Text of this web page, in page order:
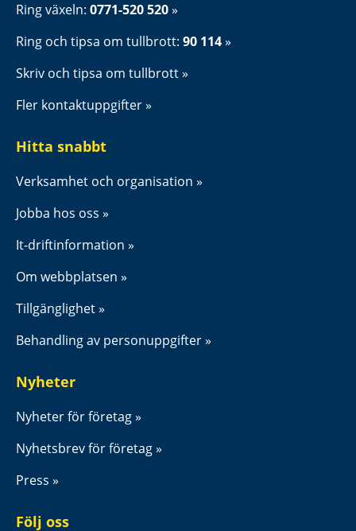
Ring växeln: 0771-520 520
Ring och tipsa om tullbrott: 90 114
Skriv och tipsa om tullbrott
Fler kontaktuppgifter
Hitta snabbt
Verksamhet och organisation
Jobba hos oss
It-driftinformation
Om webbplatsen
Tillgänglighet
Behandling av personuppgifter
Nyheter
Nyheter för företag
Nyhetsbrev för företag
Press
Följ oss